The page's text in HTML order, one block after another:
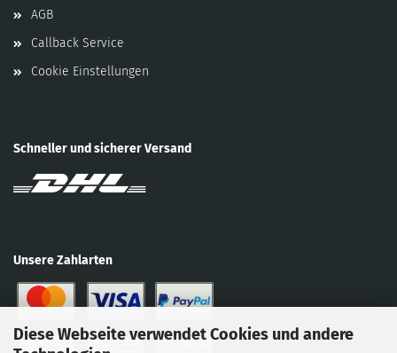
Diese Webseite verwendet Cookies und andere
AGB
Callback Service
Cookie Einstellungen
Schneller und sicherer Versand
Unsere Zahlarten